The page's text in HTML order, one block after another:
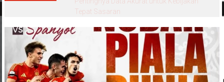
Tepat Sasaran